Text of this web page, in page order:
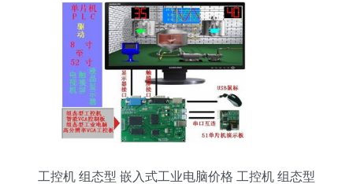
工控机 组态型 嵌入式工业电脑价格 工控机 组态型